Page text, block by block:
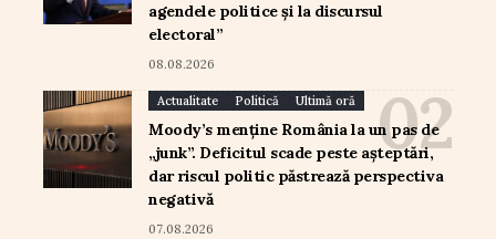
agendele politice și la discursul
electoral”
08.08.2026
Actualitate Politică Ultimă oră
Moody’s menține România la un pas de
„junk”. Deficitul scade peste așteptări,
dar riscul politic păstrează perspectiva
negativă
07.08.2026